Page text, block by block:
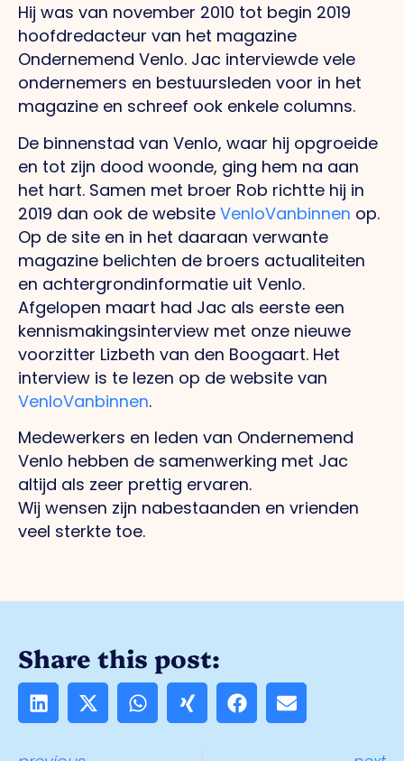
Hij was van november 2010 tot begin 2019
hoofdredacteur van het magazine
Ondernemend Venlo. Jac interviewde vele
ondernemers en bestuursleden voor in het
magazine en schreef ook enkele columns.
De binnenstad van Venlo, waar hij opgroeide
en tot zijn dood woonde, ging hem na aan
het hart. Samen met broer Rob richtte hij in
2019 dan ook de website VenloVanbinnen op.
Op de site en in het daaraan verwante
magazine belichten de broers actualiteiten
en achtergrondinformatie uit Venlo.
Afgelopen maart had Jac als eerste een
kennismakingsinterview met onze nieuwe
voorzitter Lizbeth van den Boogaart. Het
interview is te lezen op de website van
VenloVanbinnen.
Medewerkers en leden van Ondernemend
Venlo hebben de samenwerking met Jac
altijd als zeer prettig ervaren.
Wij wensen zijn nabestaanden en vrienden
veel sterkte toe.
Share this post: